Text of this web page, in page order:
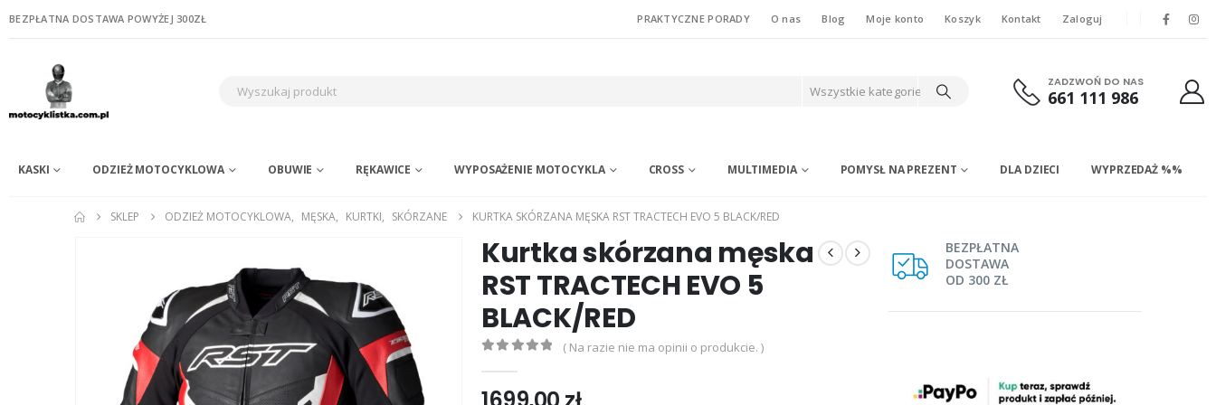
BEZPŁATNA DOSTAWA POWYŻEJ 300ZŁ PRAKTYCZNE PORADY O nas Blog Moje konto Koszyk Kontakt Zaloguj
Wszystkie kategorie
ZADZWOŃ DO NAS
661 111 986
KASKI ODZIEŻ MOTOCYKLOWA OBUWIE RĘKAWICE WYPOSAŻENIE MOTOCYKLA CROSS MULTIMEDIA POMYSŁ NA PREZENT DLA DZIECI WYPRZEDAŻ %%
SKLEP ODZIEŻ MOTOCYKLOWA, MĘSKA, KURTKI, SKÓRZANE KURTKA SKÓRZANA MĘSKA RST TRACTECH EVO 5 BLACK/RED
Kurtka skórzana męska
RST TRACTECH EVO 5
BLACK/RED
( Na razie nie ma opinii o produkcie. )
BEZPŁATNA
DOSTAWA
OD 300 ZŁ